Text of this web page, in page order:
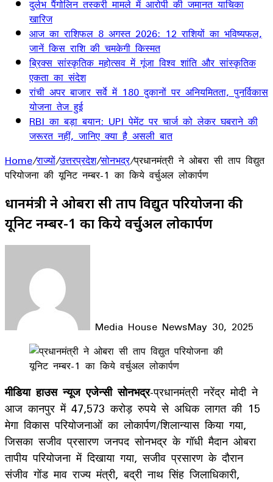
दुर्लभ पैंगोलिन तस्करी मामले में आरोपी की जमानत याचिका
खारिज
आज का राशिफल 8 अगस्त 2026: 12 राशियों का भविष्यफल,
जानें किस राशि की चमकेगी किस्मत
ब्रिक्स सांस्कृतिक महोत्सव में गूंजा विश्व शांति और सांस्कृतिक
एकता का संदेश
रांची अपर बाजार सर्वे में 180 दुकानों पर अनियमितता, पुनर्विकास
योजना तेज हुई
RBI का बड़ा बयान: UPI पेमेंट पर चार्ज को लेकर घबराने की
जरूरत नहीं, जानिए क्या है असली बात
Home/राज्यों/उत्तरप्रदेश/सोनभद्र/प्रधानमंत्री ने ओबरा सी ताप विद्युत
परियोजना की यूनिट नम्बर-1 का किये वर्चुअल लोकार्पण
प्रधानमंत्री ने ओबरा सी ताप विद्युत परियोजना की
यूनिट नम्बर-1 का किये वर्चुअल लोकार्पण
Media House NewsMay 30, 2025
Facebook
LinkedIn
WhatsApp
Telegram
मीडिया हाउस न्यूज एजेन्सी सोनभद्र-प्रधानमंत्री नरेंद्र मोदी ने
आज कानपुर में 47,573 करोड़ रुपये से अधिक लागत की 15
मेगा विकास परियोजनाओं का लोकार्पण/शिलान्यास किया गया,
जिसका सजीव प्रसारण जनपद सोनभद्र के गॉधी मैदान ओबरा
तापीय परियोजना में दिखाया गया, सजीव प्रसारण के दौरान
संजीव गोंड माव राज्य मंत्री, बद्री नाथ सिंह जिलाधिकारी,